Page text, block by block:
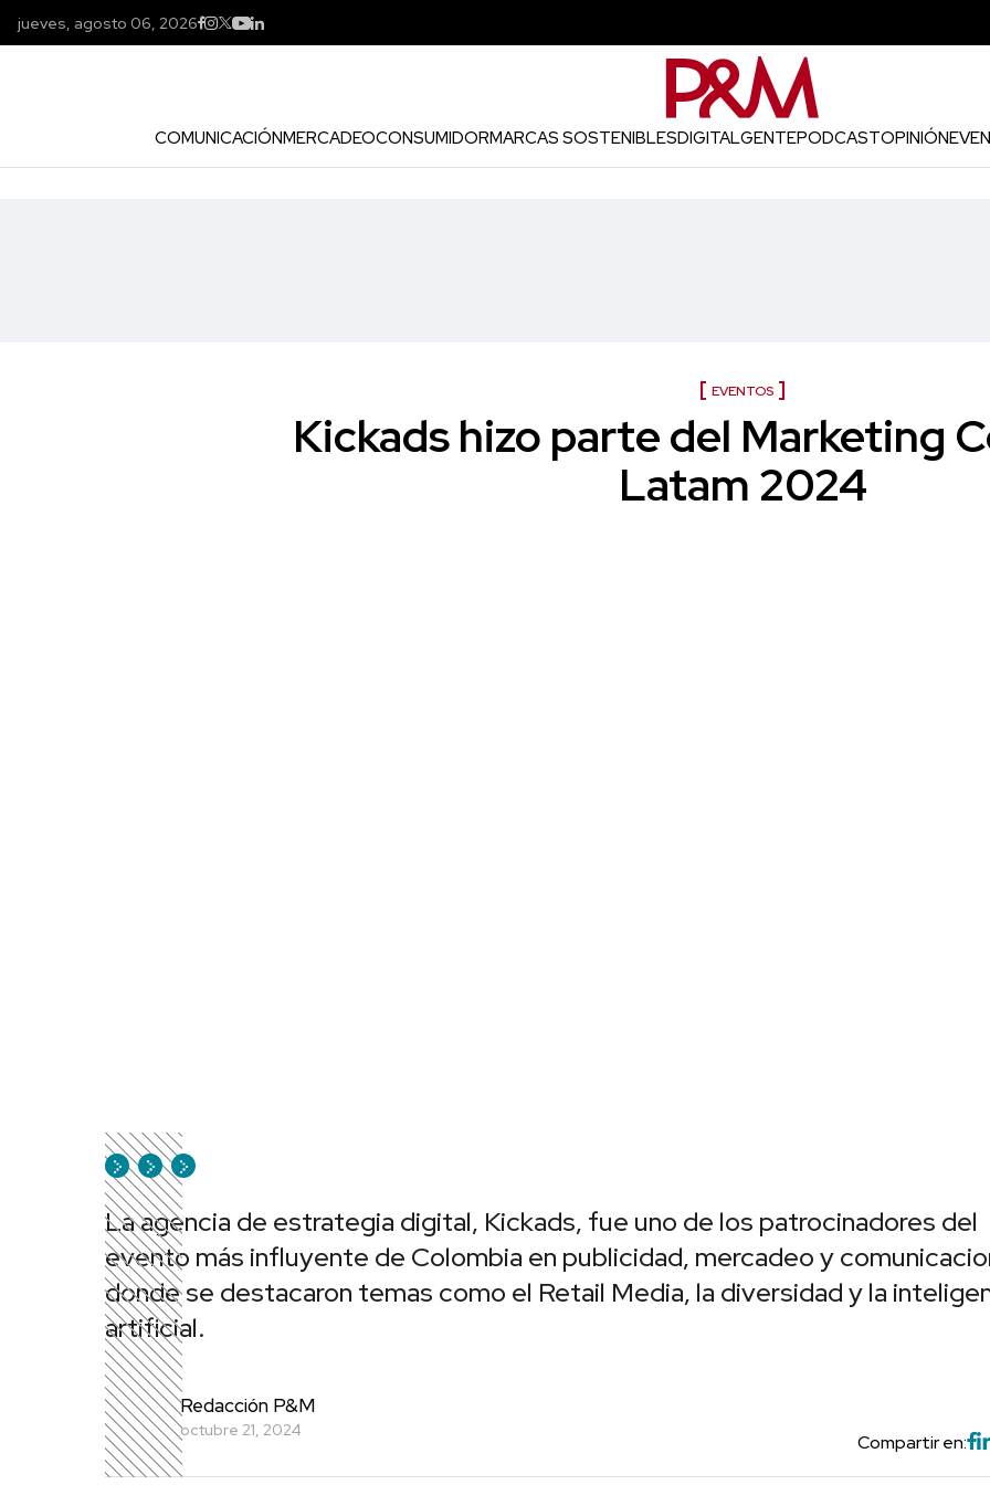
jueves, agosto 06, 2026
COMUNICACIÓNMERCADEOCONSUMIDORMARCAS SOSTENIBLESDIGITALGENTEPODCASTOPINIÓN
EVENTOS
Kickads hizo parte del Marketing
Latam 2024
La agencia de estrategia digital, Kickads, fue uno de los patrocinadores del
evento más influyente de Colombia en publicidad, mercadeo y
donde se destacaron temas como el Retail Media, la diversidad y la
artificial.
Redacción P&M
octubre 21, 2024
Compartir en: